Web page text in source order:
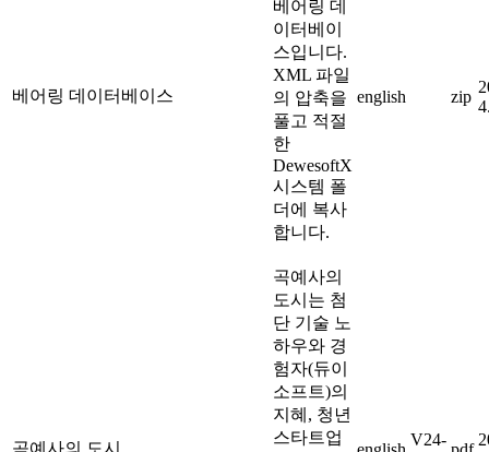
베어링 데이터베이스
베어링 데
이터베이
스입니다.
XML 파일
의 압축을
풀고 적절
한
DewesoftX
시스템 폴
더에 복사
합니다.
english zip
곡예사의 도시
곡예사의
도시는 첨
단 기술 노
하우와 경
험자(듀이
소프트)의
지혜, 청년
스타트업
V24-